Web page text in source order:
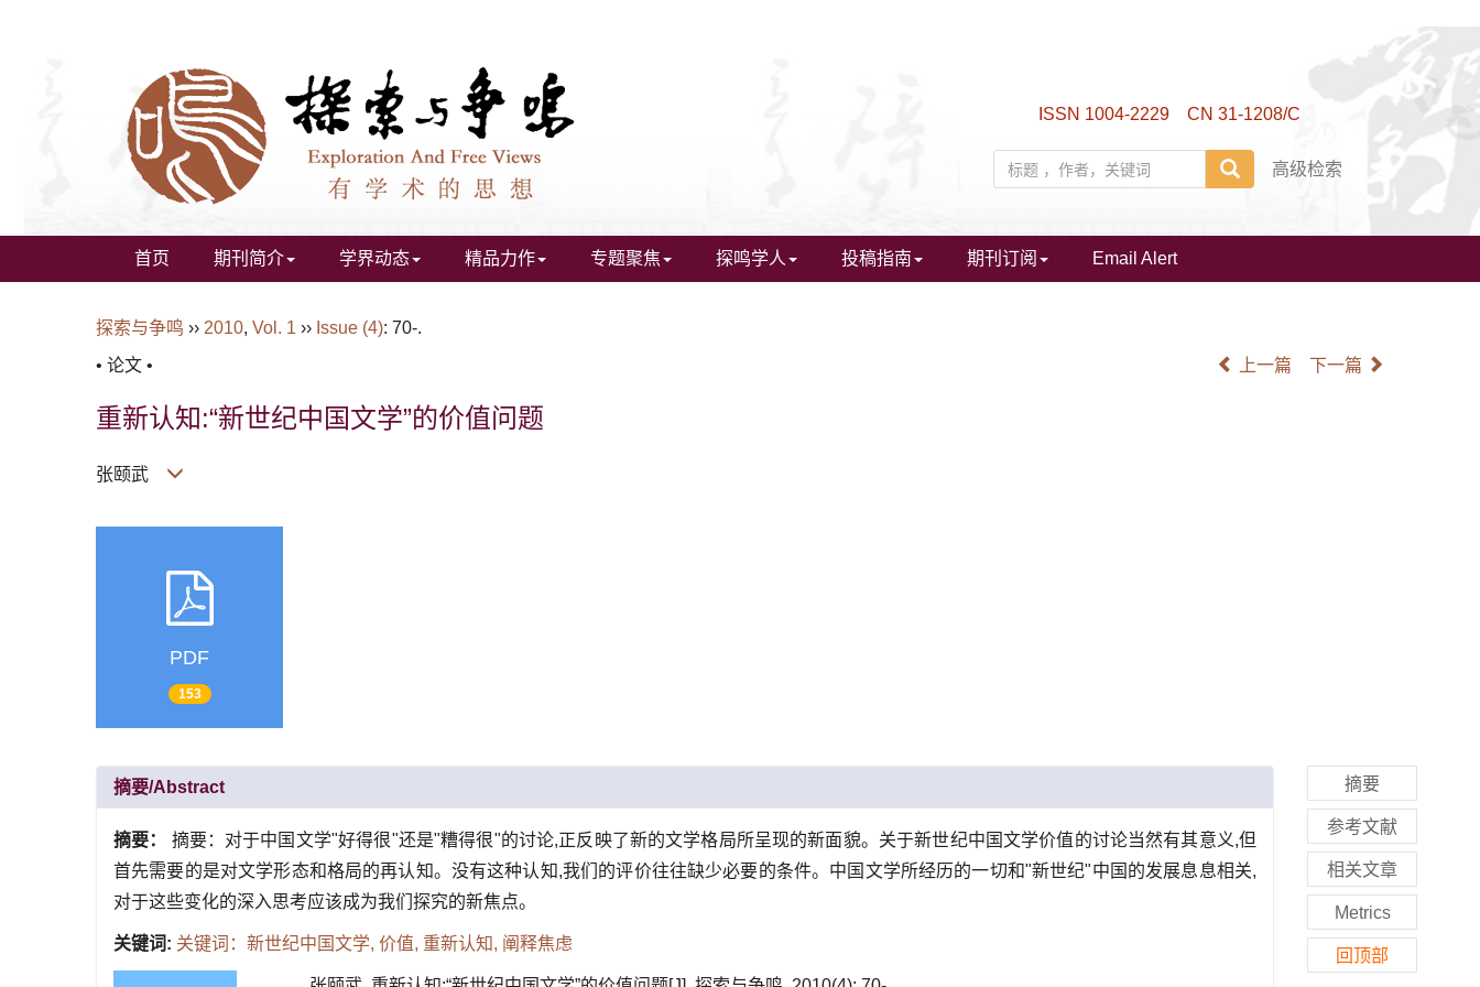
ISSN 1004-2229 CN 31-1208/C
高级检索
首页 期刊简介 学界动态 精品力作 专题聚焦 探鸣学人 投稿指南 期刊订阅 Email Alert
探索与争鸣 ›› 2010, Vol. 1 ›› Issue (4): 70-.
• 论文 •
上一篇 下一篇
重新认知:“新世纪中国文学”的价值问题
张颐武
PDF
153
摘要/Abstract
摘要： 摘要：对于中国文学"好得很"还是"糟得很"的讨论,正反映了新的文学格局所呈现的新面貌。关于新世纪中国文学价值的讨论当然有其意义,但
首先需要的是对文学形态和格局的再认知。没有这种认知,我们的评价往往缺少必要的条件。中国文学所经历的一切和"新世纪"中国的发展息息相关,
对于这些变化的深入思考应该成为我们探究的新焦点。
关键词: 关键词：新世纪中国文学, 价值, 重新认知, 阐释焦虑
摘要
参考文献
相关文章
Metrics
回顶部